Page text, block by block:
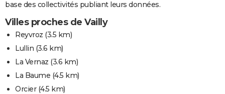
base des collectivités publiant leurs données.
Villes proches de Vailly
Reyvroz (3.5 km)
Lullin (3.6 km)
La Vernaz (3.6 km)
La Baume (4.5 km)
Orcier(4.5 km)